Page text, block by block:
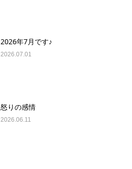
2026年7月です♪
2026.07.01
怒りの感情
2026.06.11